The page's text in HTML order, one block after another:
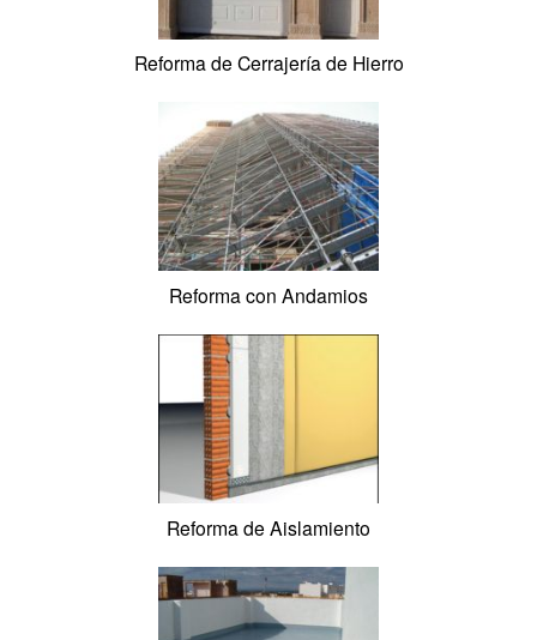
Reforma de Carpintería Aluminio
Reforma de Carpintería de PVC